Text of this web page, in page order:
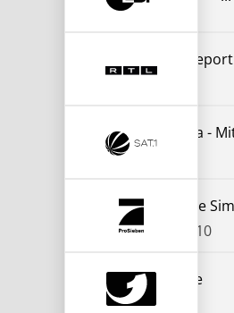
Der Blaulicht Report
Frieda - Mit Feuer und Flamme
Die Simpsons
5:10
Castle